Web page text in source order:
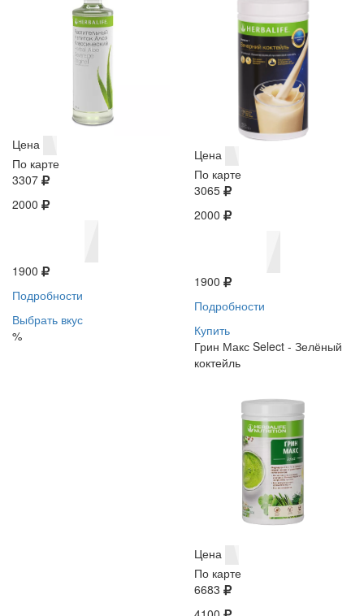
Цена
По карте
3307
2000
1900
Подробности
Выбрать вкус
%
Цена
По карте
3065
2000
1900
Подробности
Купить
Грин Макс Select - Зелёный
коктейль
Цена
По карте
6683